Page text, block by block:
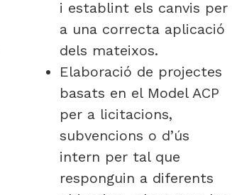
i establint els canvis per
a una correcta aplicació
dels mateixos.
Elaboració de projectes
basats en el Model ACP
per a licitacions,
subvencions o d’ús
intern per tal que
responguin a diferents